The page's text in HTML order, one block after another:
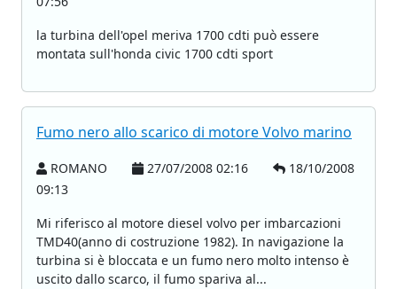
la turbina dell'opel meriva 1700 cdti può essere
montata sull'honda civic 1700 cdti sport
Fumo nero allo scarico di motore Volvo marino
ROMANO 27/07/2008 02:16
18/10/2008
09:13
Mi riferisco al motore diesel volvo per imbarcazioni
TMD40(anno di costruzione 1982). In navigazione la
turbina si è bloccata e un fumo nero molto intenso è
uscito dallo scarco, il fumo spariva al...